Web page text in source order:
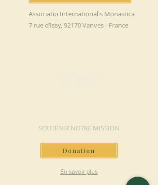
Associatio Internationalis Monastica
7 rue d’Issy, 92170 Vanves - France
SOUTENIR NOTRE MISSION
Donation
En savoir plus